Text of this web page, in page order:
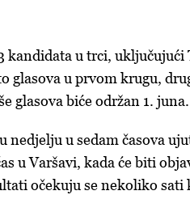
kandidata u trci, uključujući
glasova u prvom krugu,
glasova biće održan 1. juna.
nedjelju u sedam časova
u Varšavi, kada će biti
očekuju se nekoliko sati